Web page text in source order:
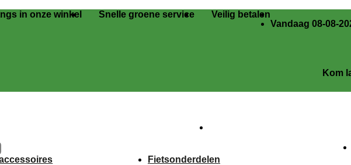
in onze winkel Snelle groene service
Veilig betalen
Vandaag 08-08-
Kom langs
Fietsonderdelen